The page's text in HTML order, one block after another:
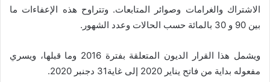
الاشتراك والغرامات وصوائر المتابعات. وتتراوح هذه الإعفاءات ما
بين 90 و 30 بالمائة حسب الحالات وعدد الشهور.
ويشمل هذا القرار الديون المتعلقة بفترة 2016 وما قبلها، ويسري
مفعوله بداية من فاتح يناير 2020 إلى غاية31 دجنبر 2020.